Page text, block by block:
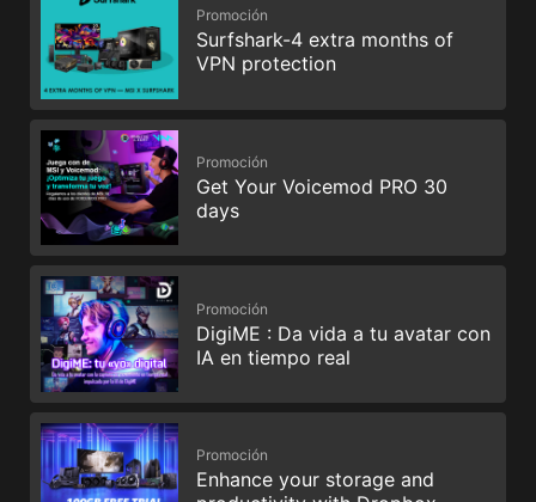
Promoción
Surfshark-4 extra months of
VPN protection
Promoción
Get Your Voicemod PRO 30
days
Promoción
DigiME : Da vida a tu avatar con
IA en tiempo real
Promoción
Enhance your storage and